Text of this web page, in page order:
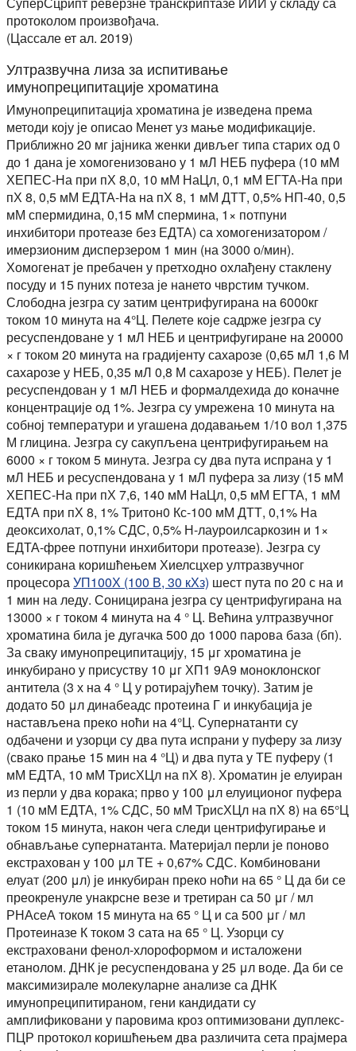
протоколом произвођача.
(Цассале ет ал. 2019)
Ултразвучна лиза за испитивање
имунопреципитације хроматина
Имунопреципитација хроматина је изведена према
методи коју је описао Менет уз мање модификације.
Приближно 20 мг јајника женки дивљег типа старих од 0
до 1 дана је хомогенизовано у 1 мЛ НЕБ пуфера (10 мМ
ХЕПЕС-На при пХ 8,0, 10 мМ НаЦл, 0,1 мМ ЕГТА-На при
пХ 8, 0,5 мМ ЕДТА-На на пХ 8, 1 мМ ДТТ, 0,5% НП-40, 0,5
мМ спермидина, 0,15 мМ спермина, 1× потпуни
инхибитори протеазе без ЕДТА) са хомогенизатором /
имерзионим дисперзером 1 мин (на 3000 о/мин).
Хомогенат је пребачен у претходно охлађену стаклену
посуду и 15 пуних потеза је нането чврстим тучком.
Слободна језгра су затим центрифугирана на 6000кг
током 10 минута на 4°Ц. Пелете које садрже језгра су
ресуспендоване у 1 мЛ НЕБ и центрифугиране на 20000
× г током 20 минута на градијенту сахарозе (0,65 мЛ 1,6 М
сахарозе у НЕБ, 0,35 мЛ 0,8 М сахарозе у НЕБ). Пелет је
ресуспендован у 1 мЛ НЕБ и формалдехида до коначне
концентрације од 1%. Језгра су умрежена 10 минута на
собној температури и угашена додавањем 1/10 вол 1,375
М глицина. Језгра су сакупљена центрифугирањем на
6000 × г током 5 минута. Језгра су два пута испрана у 1
мЛ НЕБ и ресуспендована у 1 мЛ пуфера за лизу (15 мМ
ХЕПЕС-На при пХ 7,6, 140 мМ НаЦл, 0,5 мМ ЕГТА, 1 мМ
ЕДТА при пХ 8, 1% Тритон0 Кс-100 мМ ДТТ, 0,1% На
деоксихолат, 0,1% СДС, 0,5% Н-лауроилсаркозин и 1×
ЕДТА-фрее потпуни инхибитори протеазе). Језгра су
соникирана коришћењем Хиелсцхер ултразвучног
процесораУП100Х (100 В, 30 кХз) шест пута по 20 с на и
1 мин на леду. Соницирана језгра су центрифугирана на
13000 × г током 4 минута на 4 ° Ц. Већина ултразвучног
хроматина била је дугачка 500 до 1000 парова база (бп).
За сваку имунопреципитацију, 15 μг хроматина је
инкубирано у присуству 10 μг ХП1 9А9 моноклонског
антитела (3 х на 4 ° Ц у ротирајућем точку). Затим је
додато 50 μл динабеадс протеина Г и инкубација је
настављена преко ноћи на 4°Ц. Супернатанти су
одбачени и узорци су два пута испрани у пуферу за лизу
(свако прање 15 мин на 4 °Ц) и два пута у ТЕ пуферу (1
мМ ЕДТА, 10 мМ ТрисХЦл на пХ 8). Хроматин је елуиран
из перли у два корака; прво у 100 μл елуиционог пуфера
1 (10 мМ ЕДТА, 1% СДС, 50 мМ ТрисХЦл на пХ 8) на 65°Ц
током 15 минута, након чега следи центрифугирање и
обнављање супернатанта. Материјал перли је поново
екстрахован у 100 μл ТЕ + 0,67% СДС. Комбиновани
елуат (200 μл) је инкубиран преко ноћи на 65 ° Ц да би се
преокренуле унакрсне везе и третиран са 50 μг / мл
РНАсеА током 15 минута на 65 ° Ц и са 500 μг / мл
Протеиназе К током 3 сата на 65 ° Ц. Узорци су
екстраховани фенол-хлороформом и исталожени
етанолом. ДНК је ресуспендована у 25 μл воде. Да би се
максимизирале молекуларне анализе са ДНК
имунопреципитираном, гени кандидати су
амплификовани у паровима кроз оптимизовани дуплекс-
ПЦР протокол коришћењем два различита сета прајмера